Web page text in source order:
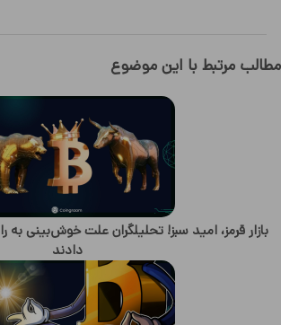
مطالب مرتبط با این موضوع
بازار قرمز، امید سبز! تحلیلگران علت خوش‌بینی به
دادند